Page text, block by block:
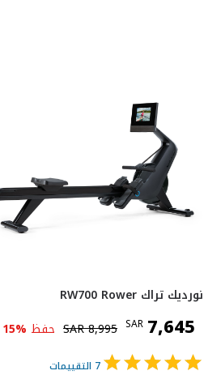
نورديك تراك RW700 Rower
SAR 7,645
SAR8,995 حفظ 15%
7 التقييمات